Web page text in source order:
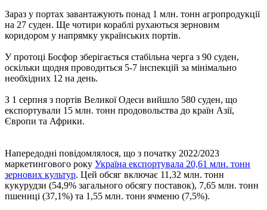
Зараз у портах завантажують понад 1 млн. тонн агропродукції
на 27 суден. Ще чотири кораблі рухаються зерновим
коридором у напрямку українських портів.
У протоці Босфор зберігається стабільна черга з 90 суден,
оскільки щодня проводиться 5-7 інспекцій за мінімально
необхідних 12 на день.
З 1 серпня з портів Великої Одеси вийшло 580 суден, що
експортували 15 млн. тонн продовольства до країн Азії,
Європи та Африки.
Напередодні повідомлялося, що з початку 2022/2023
маркетингового року Україна експортувала 20,61 млн. тонн
зернових культур. Цей обсяг включає 11,32 млн. тонн
кукурудзи (54,9% загального обсягу поставок), 7,65 млн. тонн
пшениці (37,1%) та 1,55 млн. тонн ячменю (7,5%).